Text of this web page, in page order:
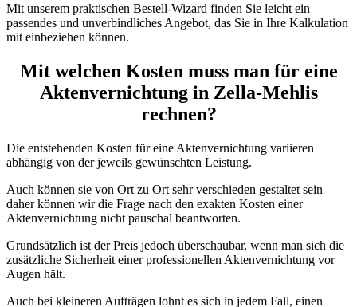
Mit unserem praktischen Bestell-Wizard finden Sie leicht ein
passendes und unverbindliches Angebot, das Sie in Ihre Kalkulation
mit einbeziehen können.
Mit welchen Kosten muss man für eine
Aktenvernichtung in Zella-Mehlis
rechnen?
Die entstehenden Kosten für eine Aktenvernichtung variieren
abhängig von der jeweils gewünschten Leistung.
Auch können sie von Ort zu Ort sehr verschieden gestaltet sein –
daher können wir die Frage nach den exakten Kosten einer
Aktenvernichtung nicht pauschal beantworten.
Grundsätzlich ist der Preis jedoch überschaubar, wenn man sich die
zusätzliche Sicherheit einer professionellen Aktenvernichtung vor
Augen hält.
Auch bei kleineren Aufträgen lohnt es sich in jedem Fall, einen